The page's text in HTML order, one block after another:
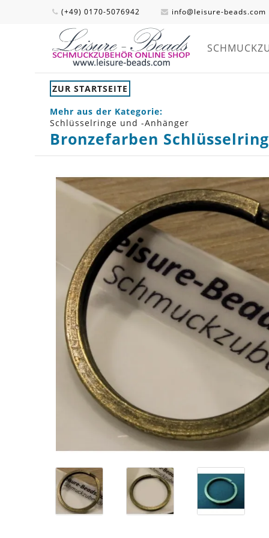
(+49) 0170-5076942 info@leisure-beads.com
ZUR STARTSEITE
Mehr aus der Kategorie:
Schlüsselringe und -Anhänger
Bronzefarben